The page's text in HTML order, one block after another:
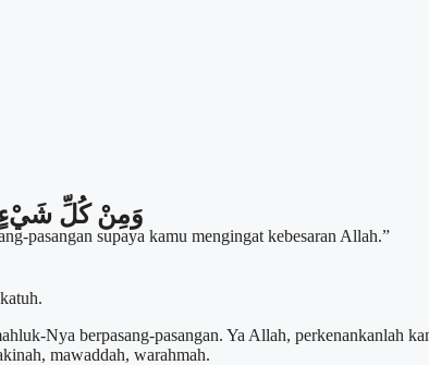
وَمِنْ كُلِّ شَيْءٍ
pasangan supaya kamu mengingat kebesaran Allah.”
Nya berpasang-pasangan. Ya Allah, perkenankanlah
mawaddah, warahmah.